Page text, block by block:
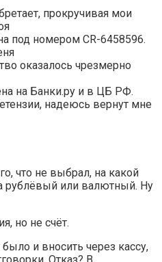
прокручивая мои
под номером CR-6458596.
оказалось чрезмерно
на Банки.ру и в ЦБ РФ.
надеюсь вернут мне
что не выбрал, на какой
рублёвый или валютный. Ну
но не счёт.
и вносить через кассу,
Отказ? В